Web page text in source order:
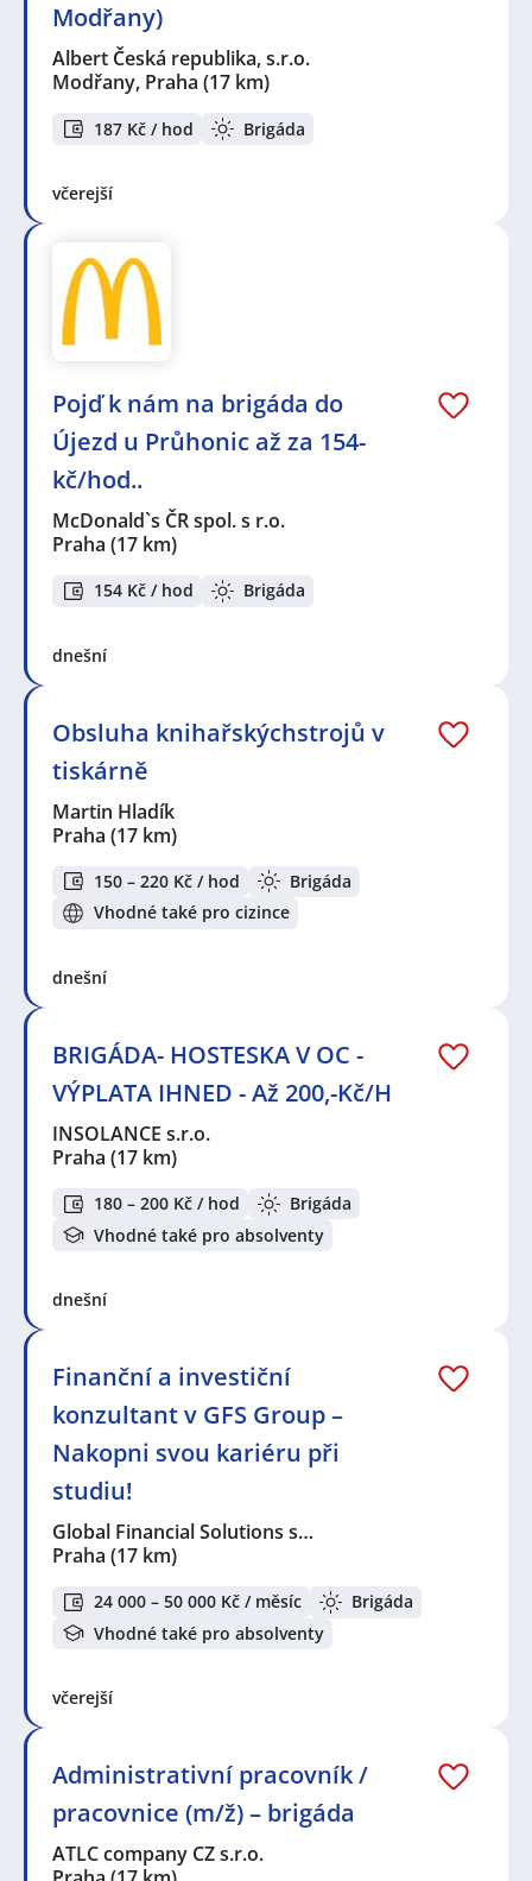
Modřany)
Albert Česká republika, s.r.o.
Modřany, Praha (17 km)
187 Kč / hod Brigáda
včerejší
Pojď k nám na brigáda do
Újezd u Průhonic až za 154-
kč/hod..
McDonald`s ČR spol. s r.o.
Praha (17 km)
154 Kč / hod Brigáda
dnešní
Obsluha knihařskýchstrojů v
tiskárně
Martin Hladík
Praha (17 km)
150 – 220 Kč / hod
Brigáda
Vhodné také pro cizince
dnešní
BRIGÁDA- HOSTESKA V OC -
VÝPLATA IHNED - Až 200,-Kč/H
INSOLANCE s.r.o.
Praha (17 km)
180 – 200 Kč / hod
Brigáda
Vhodné také pro absolventy
dnešní
Finanční a investiční
konzultant v GFS Group –
Nakopni svou kariéru při
studiu!
Global Financial Solutions s…
Praha (17 km)
24 000 – 50 000 Kč / měsíc
Brigáda
Vhodné také pro absolventy
včerejší
Administrativní pracovník /
pracovnice (m/ž) – brigáda
ATLC company CZ s.r.o.